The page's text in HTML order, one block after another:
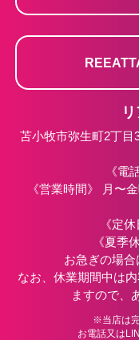
苫小牧市弥生町2丁
《電
《営業時間》 月〜
《定
《夏季
お急ぎの場合
なお、休業期間中は
ますので、
※当店は
お電話又は